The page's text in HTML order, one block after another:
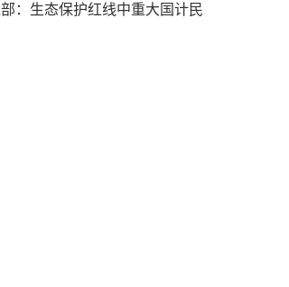
要活动
：生态保护红线中重大国计民